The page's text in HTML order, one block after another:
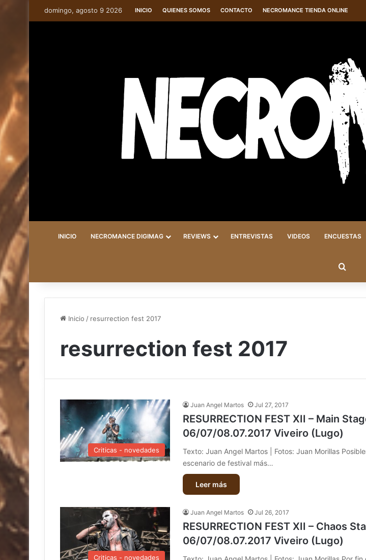
domingo, agosto 9 2026 INICIO QUIENES SOMOS CONTACTO NECROMANCE TIENDA ONLINE
INICIO NECROMANCE DIGIMAG REVIEWS ENTREVISTAS VIDEOS ENCUESTAS
Inicio / resurrection fest 2017
resurrection fest 2017
Criticas - novedades
Juan Angel Martos Jul 27, 2017
RESURRECTION FEST XII – Main
06/07/08.07.2017 Viveiro (Lugo)
Texto: Juan Angel Martos | Fotos: Juan Morillas
escenario de festival más…
Leer más
Criticas - novedades
Juan Angel Martos Jul 26, 2017
RESURRECTION FEST XII – Chaos
06/07/08.07.2017 Viveiro (Lugo)